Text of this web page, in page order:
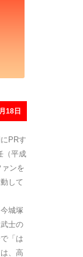
18日
PRす
（平成
ンを
して
城塚
士の
「は
、高